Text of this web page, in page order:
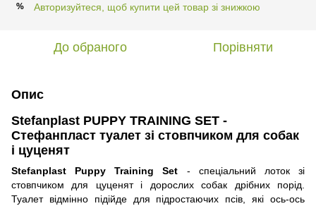
% Авторизуйтеся, щоб купити цей товар зі знижкою
До обраного Порівняти
Опис
Stefanplast PUPPY TRAINING SET -
Стефанпласт туалет зі стовпчиком для собак
і цуценят
Stefanplast Puppy Training Set - спеціальний лоток зі
стовпчиком для цуценят і дорослих собак дрібних порід.
Туалет відмінно підійде для підростаючих псів, які ось-ось